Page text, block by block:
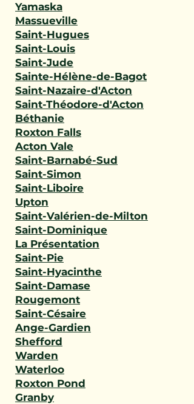
Yamaska
Massueville
Saint-Hugues
Saint-Louis
Saint-Jude
Sainte-Hélène-de-Bagot
Saint-Nazaire-d'Acton
Saint-Théodore-d'Acton
Béthanie
Roxton Falls
Acton Vale
Saint-Barnabé-Sud
Saint-Simon
Saint-Liboire
Upton
Saint-Valérien-de-Milton
Saint-Dominique
La Présentation
Saint-Pie
Saint-Hyacinthe
Saint-Damase
Rougemont
Saint-Césaire
Ange-Gardien
Shefford
Warden
Waterloo
Roxton Pond
Granby